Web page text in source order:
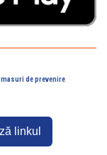
masuri de prevenire
linkul